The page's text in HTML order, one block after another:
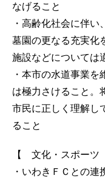
なげること
・高齢化社会に伴
墓園の更なる充実化
施設などについては
・本市の水道事業
は極力さけること。
市民に正しく理解し
ること
【 文化・スポーツ
・いわきＦＣとの